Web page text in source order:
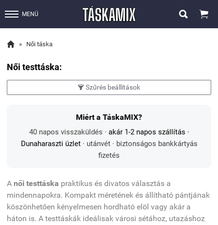
MENÜ  
 » Női táska
Női testtáska:
 Szűrés beállítások
Miért a TáskaMIX?
40 napos visszaküldés · akár 1-2 napos szállítás ·
Dunaharaszti üzlet· utánvét · biztonságos bankkártyás
fizetés
A női testtáska praktikus és divatos választás a
mindennapokra. Kompakt méretének és állítható pántjának
köszönhetően kényelmesen hordható elöl vagy akár a
háton is. A testtáskák ideálisak városi sétához, utazáshoz